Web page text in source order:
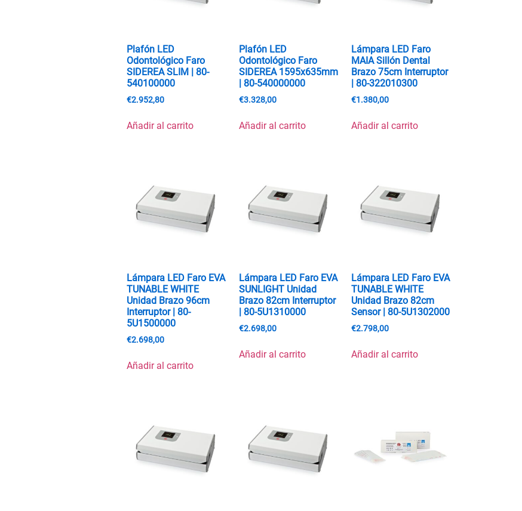
Plafón LED
Odontológico Faro
SIDEREA SLIM | 80-
540100000
€2.952,80
Añadir al carrito
Plafón LED
Odontológico Faro
SIDEREA 1595x635mm
| 80-540000000
€3.328,00
Añadir al carrito
Lámpara LED Faro
MAIA Sillón Dental
Brazo 75cm Interruptor
| 80-322010300
€1.380,00
Añadir al carrito
Lámpara LED Faro EVA
TUNABLE WHITE
Unidad Brazo 96cm
Interruptor | 80-
5U1500000
€2.698,00
Añadir al carrito
Lámpara LED Faro EVA
SUNLIGHT Unidad
Brazo 82cm Interruptor
| 80-5U1310000
€2.698,00
Añadir al carrito
Lámpara LED Faro EVA
TUNABLE WHITE
Unidad Brazo 82cm
Sensor | 80-5U1302000
€2.798,00
Añadir al carrito